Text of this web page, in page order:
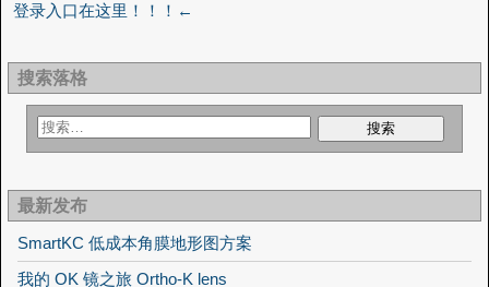
登录入口在这里！！！←
搜索落格
最新发布
SmartKC 低成本角膜地形图方案
我的 OK 镜之旅 Ortho-K lens